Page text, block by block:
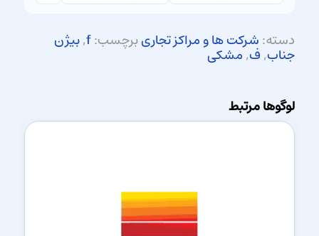
دسته:شرکت ها و مراکز تجاریبرچسب:f
,بیژن
جناب,ف,مشکی
لوگوها مرتبط